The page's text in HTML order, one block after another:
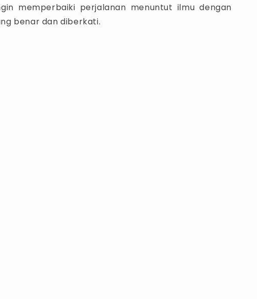
memperbaiki perjalanan menuntut ilmu dengan
benar dan diberkati.